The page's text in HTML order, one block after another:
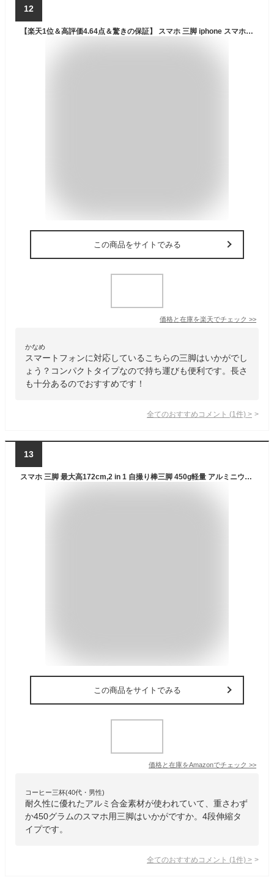
12
【楽天1位＆高評価4.64点＆驚きの保証】 スマホ 三脚 iphone スマホ三脚 自撮り棒 スマホ用三脚 軽量コンパクト スマホスタンド 長い 160cm 210cm
この商品をサイトでみる
価格と在庫を楽天でチェック >>
かなめ
スマートフォンに対応しているこちらの三脚はいかがでし
ょう？コンパクトタイプなので持ち運びも便利です。長さ
も十分あるのでおすすめです！
全てのおすすめコメント (1 件) >
13
スマホ 三脚 最大高172cm,2 in 1 自撮り棒三脚 450g軽量 アルミニウム合金4段階伸縮 360角度調節 電話ホルダー付きスタンド すべてのスマホ機種対応 iPhoneシリーズ/Androidシリーズ
この商品をサイトでみる
価格と在庫をAmazonでチェック >>
コーヒー三杯(40代・男性)
耐久性に優れたアルミ合金素材が使われていて、重さわず
か450グラムのスマホ用三脚はいかがですか。4段伸縮タ
イプです。
全てのおすすめコメント (1 件) >